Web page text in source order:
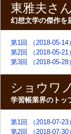
東雅夫さん
幻想文学の傑作を
第1回 （2018-05-14）
第2回 （2018-05-21）
第3回 （2018-05-28）
ショウワ
学習帳業界のトッ
第1回 （2018-07-23）
第2回 （2018-07-30）